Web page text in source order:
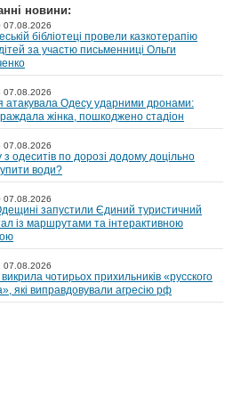
новини:
07.08.2026
бібліотеці провели казкотерапію
за участю письменниці Ольги
07.08.2026
атакувала Одесу ударними дронами:
жінка, пошкоджено стадіон
07.08.2026
з одеситів по дорозі додому доцільно
води?
07.08.2026
запустили Єдиний туристичний
із маршрутами та інтерактивною
07.08.2026
чотирьох прихильників «русского
які виправдовували агресію рф